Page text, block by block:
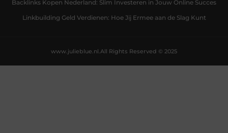
Backlinks Kopen Nederland: Slim Investeren in Jouw Online Succes
Linkbuilding Geld Verdienen: Hoe Jij Ermee aan de Slag Kunt
All Rights Reserved © 2025
www.julieblue.nl.